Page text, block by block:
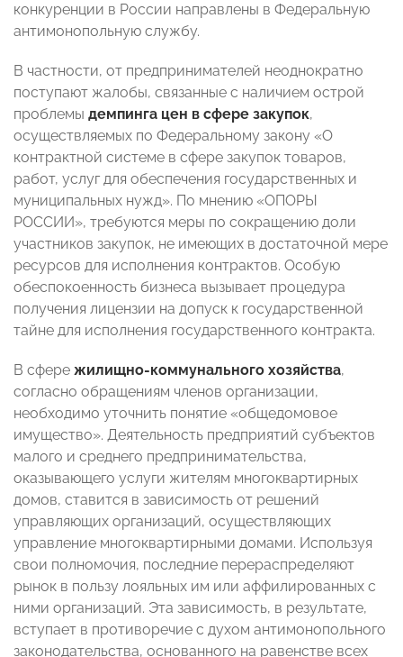
конкуренции в России направлены в Федеральную
антимонопольную службу.
В частности, от предпринимателей неоднократно
поступают жалобы, связанные с наличием острой
проблемы демпинга цен в сфере закупок,
осуществляемых по Федеральному закону «О
контрактной системе в сфере закупок товаров,
работ, услуг для обеспечения государственных и
муниципальных нужд». По мнению «ОПОРЫ
РОССИИ», требуются меры по сокращению доли
участников закупок, не имеющих в достаточной мере
ресурсов для исполнения контрактов. Особую
обеспокоенность бизнеса вызывает процедура
получения лицензии на допуск к государственной
тайне для исполнения государственного контракта.
В сфере жилищно-коммунального хозяйства,
согласно обращениям членов организации,
необходимо уточнить понятие «общедомовое
имущество». Деятельность предприятий субъектов
малого и среднего предпринимательства,
оказывающего услуги жителям многоквартирных
домов, ставится в зависимость от решений
управляющих организаций, осуществляющих
управление многоквартирными домами. Используя
свои полномочия, последние перераспределяют
рынок в пользу лояльных им или аффилированных с
ними организаций. Эта зависимость, в результате,
вступает в противоречие с духом антимонопольного
законодательства, основанного на равенстве всех